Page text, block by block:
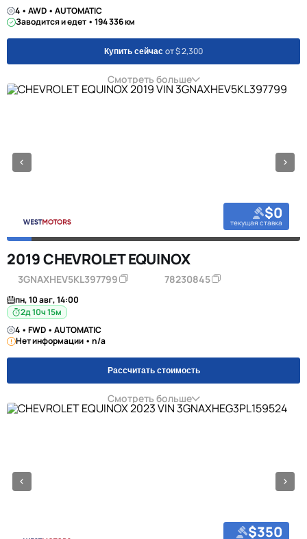
4 • AWD • AUTOMATIC
Заводится и едет • 194 336 км
Купить сейчас от $ 2,300
Смотреть больше
$0
текущая ставка
2019 CHEVROLET EQUINOX
3GNAXHEV5KL397799 78230845
пн, 10 авг, 14:00
2д 10ч 15м
4 • FWD • AUTOMATIC
Нет информации • n/a
Рассчитать стоимость
Смотреть больше
$350